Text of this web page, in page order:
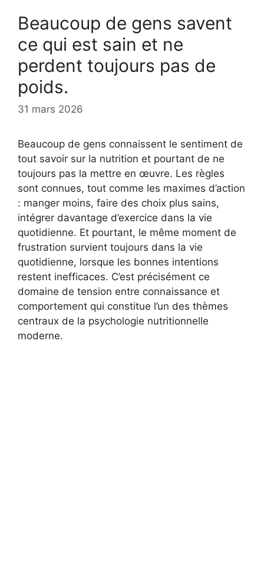
Beaucoup de gens savent
ce qui est sain et ne
perdent toujours pas de
poids.
31 mars 2026
Beaucoup de gens connaissent le sentiment de
tout savoir sur la nutrition et pourtant de ne
toujours pas la mettre en œuvre. Les règles
sont connues, tout comme les maximes d’action
: manger moins, faire des choix plus sains,
intégrer davantage d’exercice dans la vie
quotidienne. Et pourtant, le même moment de
frustration survient toujours dans la vie
quotidienne, lorsque les bonnes intentions
restent inefficaces. C’est précisément ce
domaine de tension entre connaissance et
comportement qui constitue l’un des thèmes
centraux de la psychologie nutritionnelle
moderne.